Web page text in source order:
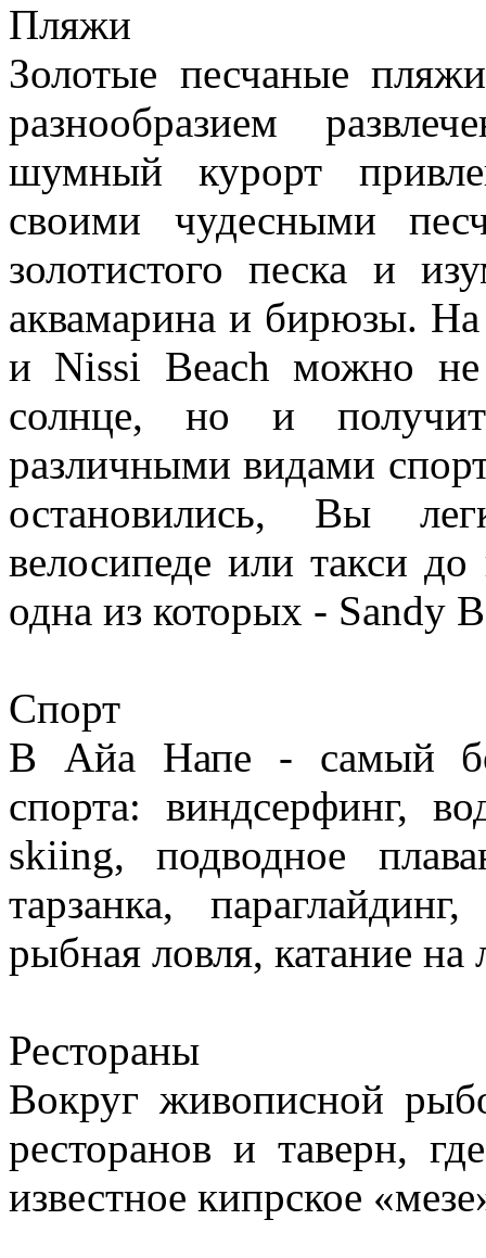
Пляжи
Золотые песчаные
разнообразием
шумный курорт
своими чудесными
золотистого песка и
аквамарина и бирюзы.
и Nissi Beach можно не
солнце, но и
различными видами
остановились, Вы
велосипеде или такси
одна из которых - Sandy
Спорт
В Айа Напе - самый
спорта: виндсерфинг,
skiing, подводное
тарзанка,
рыбная ловля, катание
Рестораны
Вокруг живописной
ресторанов и таверн,
известное кипрское